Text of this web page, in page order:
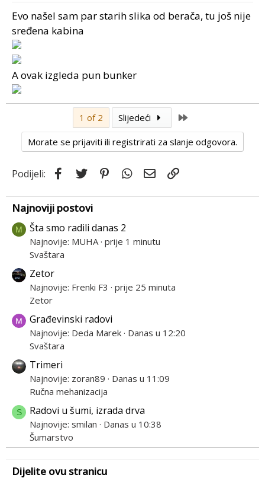
Evo našel sam par starih slika od berača, tu još nije
sređena kabina
A ovak izgleda pun bunker
1 of 2 Slijedeći
Morate se prijaviti ili registrirati za slanje odgovora.
Podijeli: Facebook
Twitter PinterestWhatsApp
Email
Najnoviji postovi
M Šta smo radili danas 2
Najnovije: MUHA prije 1 minutu
Svaštara
Zetor
Najnovije: Frenki F3
prije 25 minuta
Zetor
Građevinski radovi
Najnovije: Deda Marek Danas u 12:20
Svaštara
Trimeri
Najnovije: zoran89
Danas u 11:09
Ručna mehanizacija
S Radovi u šumi, izrada drva
Najnovije: smilan
Danas u 10:38
Šumarstvo
Dijelite ovu stranicu